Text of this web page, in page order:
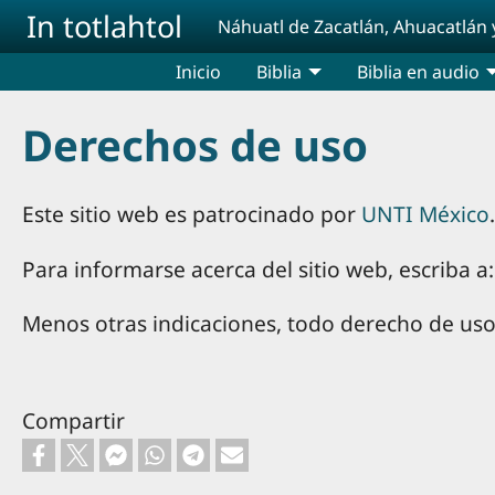
Pasar al contenido principal
In totlahtol Náhuatl de Zacatlán, Ahuacatlán
Inicio Biblia Biblia en audio
Derechos de uso
Este sitio web es patrocinado por UNTI México.
Para informarse acerca del sitio web, escriba
Menos otras indicaciones, todo derecho de
Compartir